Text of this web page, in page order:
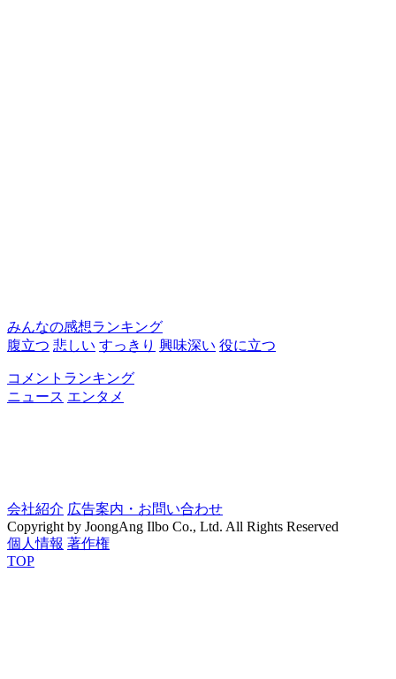
みんなの感想ランキング
腹立つ 悲しい すっきり 興味深い 役に立つ
コメントランキング
ニュース エンタメ
会社紹介 広告案内・お問い合わせ
Copyright by JoongAng Ilbo Co., Ltd. All Rights Reserved
個人情報 著作権
TOP